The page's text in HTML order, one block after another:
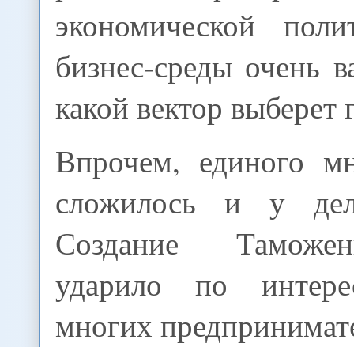
экономической
бизнес-среды очень
какой вектор выберет
Впрочем, единого
сложилось и у
Создание
ударило по
многих